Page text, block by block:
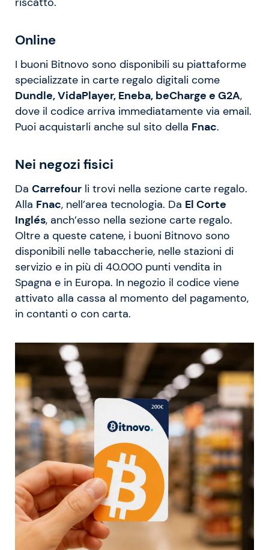
Online
I buoni Bitnovo sono disponibili su piattaforme
specializzate in carte regalo digitali come
Dundle, VidaPlayer, Eneba, beCharge e G2A,
dove il codice arriva immediatamente via email.
Puoi acquistarli anche sul sito della Fnac.
Nei negozi fisici
Da Carrefour li trovi nella sezione carte regalo.
Alla Fnac, nell’area tecnologia. Da El Corte
Inglés, anch’esso nella sezione carte regalo.
Oltre a queste catene, i buoni Bitnovo sono
disponibili nelle tabaccherie, nelle stazioni di
servizio e in più di 40.000 punti vendita in
Spagna e in Europa. In negozio il codice viene
attivato alla cassa al momento del pagamento,
in contanti o con carta.